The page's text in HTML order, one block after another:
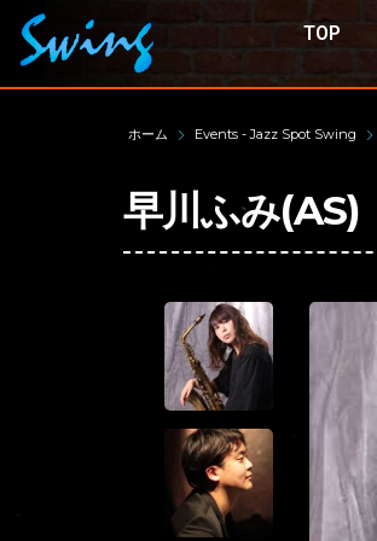
TOP
ホーム Events - Jazz Spot Swing
早川ふみ(AS)